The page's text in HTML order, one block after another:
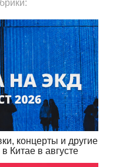
концерты и другие
Китае в августе